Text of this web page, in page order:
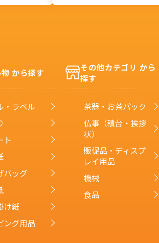
から探す
・ラベル
ト
バッグ
け紙
ング用品
その他カテゴリ から
探す
茶器・お茶パック
仏事（積台・挨拶
状）
販促品・ディスプ
レイ用品
機械
食品